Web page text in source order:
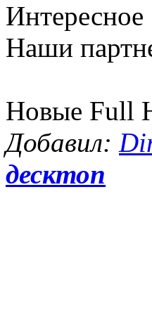
Интересное
Наши
Новые Full
Добавил:
десктоп